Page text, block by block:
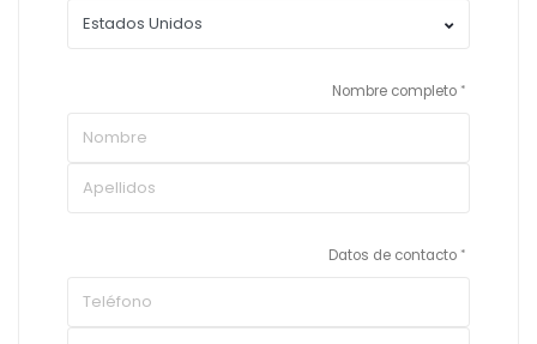
Nombre completo
Datos de contacto